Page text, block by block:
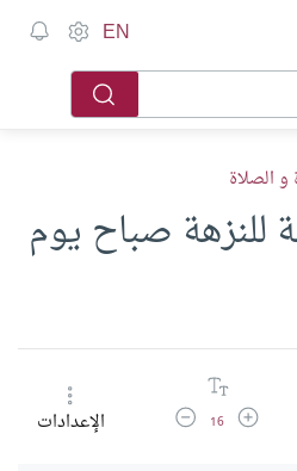
EN
و الصلاة
للنزهة صباح يوم
زيادة حجم الخط
16 تقليل حجم الخطالإعدادات